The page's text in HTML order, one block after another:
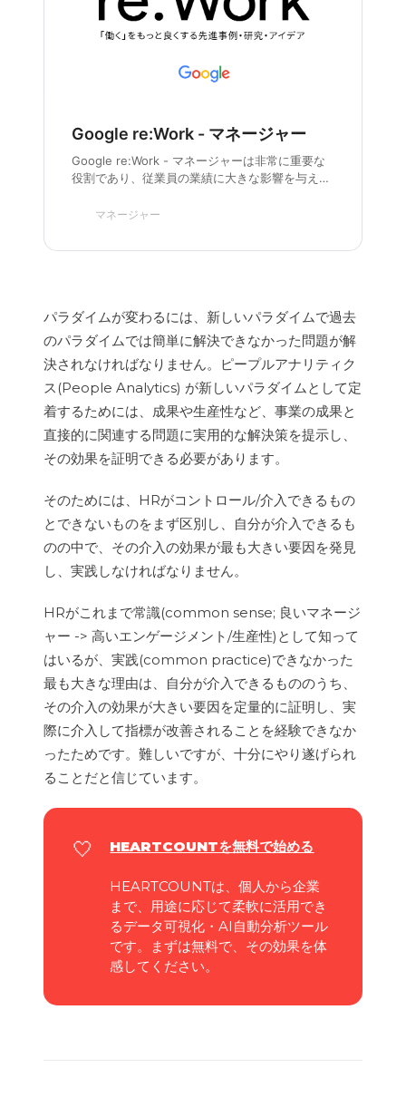
「スコア：コミュニケーション」に変更
「勤務チーム」の横の並び替えのアイコ
ンをクリックして降順に並び替えます。
Google re:Work - マネージャー
Google re:Work - マネージャーは非常に重要な
役割であり、従業員の業績に大きな影響を与えま
発の機会を提供し、優れたマネージャーを称賛す
マネージャー
パラダイムが変わるには、新しいパラダイムで過去
のパラダイムでは簡単に解決できなかった問題が解
決されなければなりません。ピープルアナリティク
ス(People Analytics) が新しいパラダイムとして定
着するためには、成果や生産性など、事業の成果と
直接的に関連する問題に実用的な解決策を提示し、
その効果を証明できる必要があります。
そのためには、HRがコントロール/介入できるもの
とできないものをまず区別し、自分が介入できるも
のの中で、その介入の効果が最も大きい要因を発見
し、実践しなければなりません。
HRがこれまで常識(common sense; 良いマネージ
ャー -> 高いエンゲージメント/生産性)として知って
はいるが、実践(common practice)できなかった
最も大きな理由は、自分が介入できるもののうち、
その介入の効果が大きい要因を定量的に証明し、実
際に介入して指標が改善されることを経験できなか
ったためです。難しいですが、十分にやり遂げられ
ることだと信じています。
🤍 HEARTCOUNTを無料で始める
HEARTCOUNTは、個人から企業
まで、用途に応じて柔軟に活用でき
るデータ可視化・AI自動分析ツール
です。まずは無料で、その効果を体
感してください。